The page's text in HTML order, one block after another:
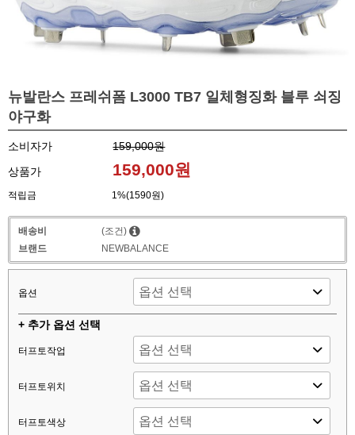
뉴발란스 프레쉬폼 L3000 TB7 일체형징화 블루 쇠징
야구화
소비자가
159,000원
상품가
159,000원
적립금 1%(1590원)
배송비
(조건)
브랜드
NEWBALANCE
옵션
+ 추가 옵션 선택
터프토작업
터프토위치
터프토색상